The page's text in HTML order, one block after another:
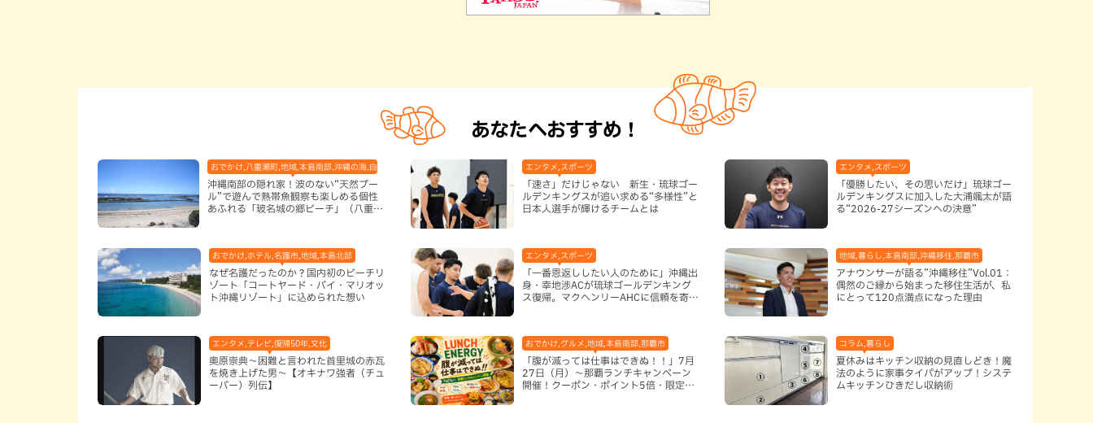
あなたへおすすめ！
おでかけ,八重瀬町,地域,本島南部,沖縄の海,自然
沖縄南部の隠れ家！波のない“天然プー
ル”で遊んで熱帯魚観察も楽しめる個性
あふれる「玻名城の郷ビーチ」（八重瀬
エンタメ,スポーツ
「速さ」だけじゃない 新生・琉球ゴー
ルデンキングスが追い求める“多様性”と
日本人選手が輝けるチームとは
エンタメ,スポーツ
「優勝したい、その思いだけ」琉球ゴー
ルデンキングスに加入した大浦颯太が語
る“2026-27シーズンへの決意”
おでかけ,ホテル,名護市,地域,本島北部
なぜ名護だったのか？国内初のビーチリ
ゾート「コートヤード・バイ・マリオッ
ト沖縄リゾート」に込められた想い
エンタメ,スポーツ
「一番恩返ししたい人のために」沖縄出
身・幸地渉ACが琉球ゴールデンキング
ス復帰。マクヘンリーAHCに信頼を寄せ
地域,暮らし,本島南部,沖縄移住,那覇市
アナウンサーが語る”沖縄移住”Vol.01：
偶然のご縁から始まった移住生活が、私
にとって120点満点になった理由
エンタメ,テレビ,復帰50年,文化
奥原崇典～困難と言われた首里城の赤瓦
を焼き上げた男～【オキナワ強者（チュ
ーバー）列伝】
おでかけ,グルメ,地域,本島南部,那覇市
「腹が減っては仕事はできぬ！！」7月
27日（月）〜那覇ランチキャンペーン
開催！クーポン・ポイント5倍・限定グ
コラム,暮らし
夏休みはキッチン収納の見直しどき！魔
法のように家事タイパがアップ！システ
ムキッチンひきだし収納術